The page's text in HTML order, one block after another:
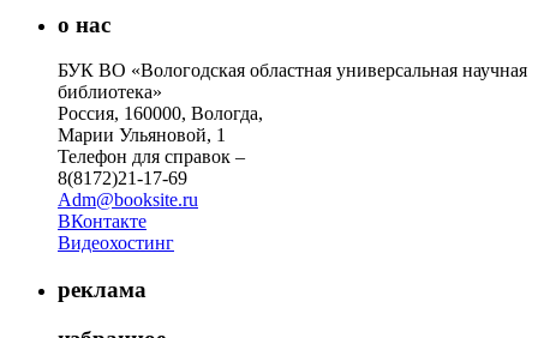
о нас
БУК ВО «Вологодская областная универсальная научная
библиотека»
Россия, 160000, Вологда,
Марии Ульяновой, 1
Телефон для справок –
8(8172)21-17-69
Adm@booksite.ru
ВКонтакте
Видеохостинг
реклама